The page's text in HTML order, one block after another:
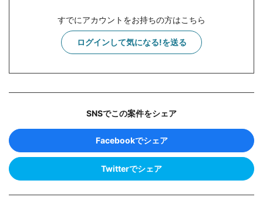
すでにアカウントをお持ちの方はこちら
ログインして気になる!を送る
SNSでこの案件をシェア
Facebookでシェア
Twitterでシェア